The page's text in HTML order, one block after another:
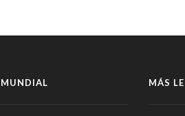
MÁS